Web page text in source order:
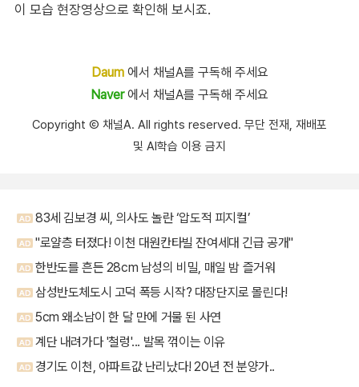
이 모습 현장영상으로 확인해 보시죠.
Daum에서 채널A를 구독해 주세요
Naver에서 채널A를 구독해 주세요
Copyright Ⓒ 채널A. All rights reserved. 무단 전재, 재배포
및 AI학습 이용 금지